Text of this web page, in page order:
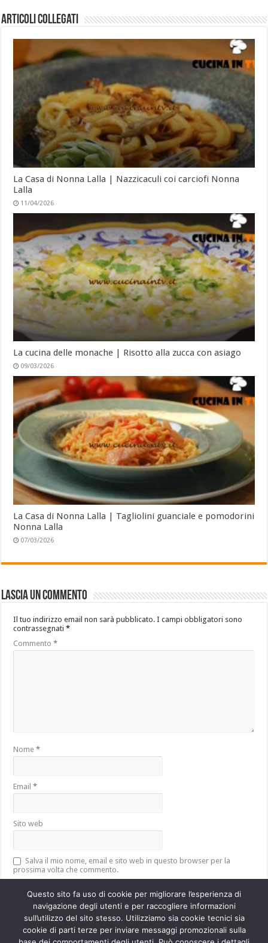
Articoli collegati
La Casa di Nonna Lalla | Nazzicaculi coi carciofi Nonna
Lalla
11/04/2026
La cucina delle monache | Risotto alla zucca con asiago
09/03/2026
La Casa di Nonna Lalla | Tagliolini guanciale e pomodorini
Nonna Lalla
07/03/2026
Lascia un commento
Il tuo indirizzo email non sarà pubblicato. I campi obbligatori sono
contrassegnati*
Commento*
Nome*
Email*
Sito web
Salva il mio nome, email e sito web in questo browser per la
prossima volta che commento.
Questo sito utilizza Akismet per ridurre lo spam.Scopri come vengono
elaborati i dati derivati dai commenti.
Questo sito fa uso di cookie per migliorare l’esperienza di
navigazione degli utenti e per raccogliere informazioni
sull’utilizzo del sito stesso. Utilizziamo sia cookie tecnici sia
cookie di parti terze per inviare messaggi promozionali sulla